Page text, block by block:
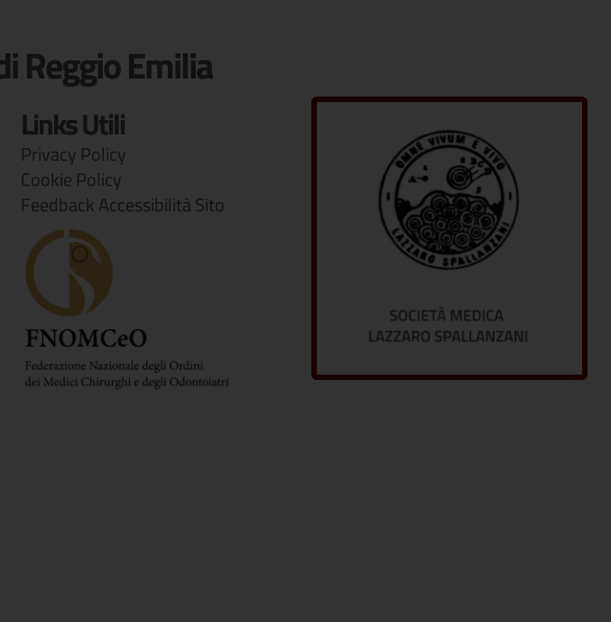
Reggio Emilia
Links Utili
Privacy Policy
Cookie Policy
Feedback Accessibilità Sito